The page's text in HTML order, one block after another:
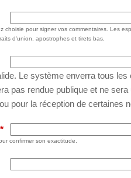
choisie pour signer vos commentaires. Les
d'union, apostrophes et tirets bas.
Le système enverra tous
pas rendue publique et ne
pour la réception de certaines
*
confirmer son exactitude.